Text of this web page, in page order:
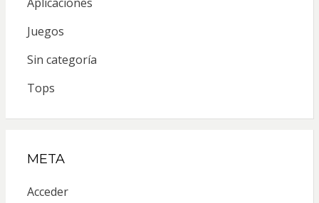
Juegos
Sin categoría
Tops
META
Acceder